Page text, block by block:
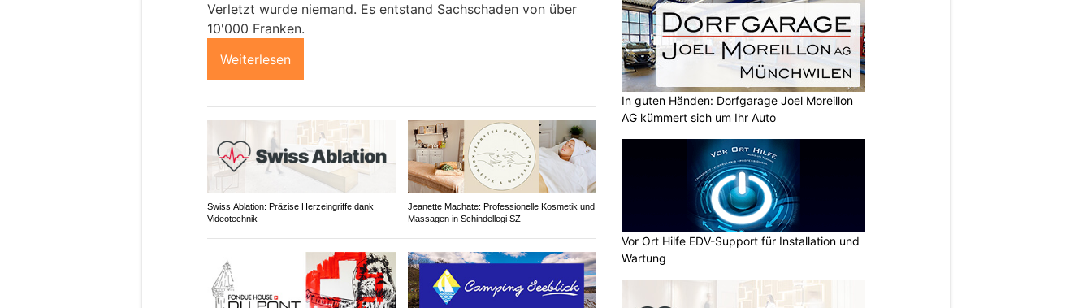
Verletzt wurde niemand. Es entstand Sachschaden von über
10'000 Franken.
Weiterlesen
Swiss Ablation: Präzise Herzeingriffe dank
Videotechnik
Jeanette Machate: Professionelle Kosmetik und
Massagen in Schindellegi SZ
In guten Händen: Dorfgarage Joel Moreillon
AG kümmert sich um Ihr Auto
Vor Ort Hilfe EDV-Support für Installation und
Wartung